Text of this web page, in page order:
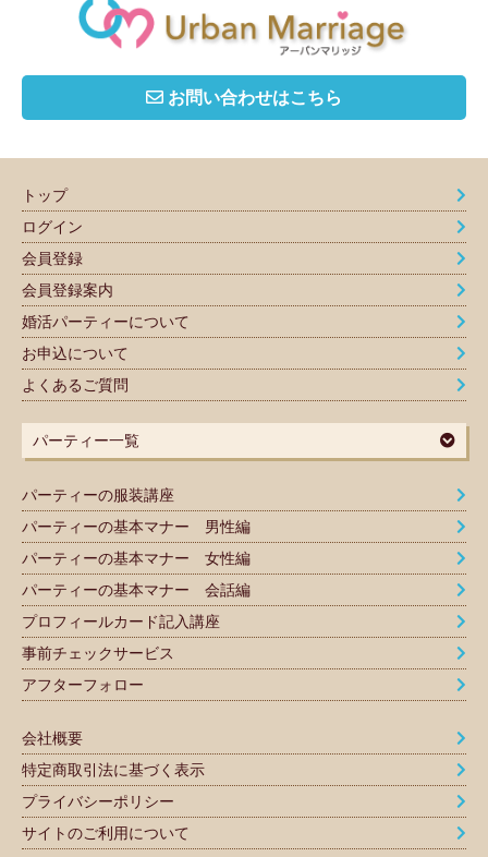
お問い合わせはこちら
トップ
ログイン
会員登録
会員登録案内
婚活パーティーについて
お申込について
よくあるご質問
パーティー一覧
パーティーの服装講座
パーティーの基本マナー 男性編
パーティーの基本マナー 女性編
パーティーの基本マナー 会話編
プロフィールカード記入講座
事前チェックサービス
アフターフォロー
会社概要
特定商取引法に基づく表示
プライバシーポリシー
サイトのご利用について